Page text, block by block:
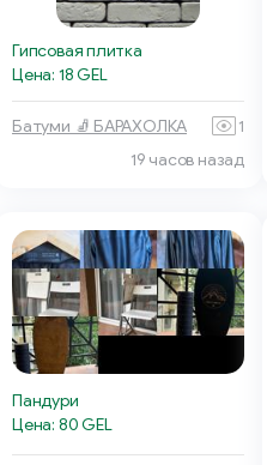
Гипсовая плитка
Цена: 18 GEL
Батуми 🧦 БАРАХОЛКА
1
19 часов назад
Пандури
Цена: 80 GEL